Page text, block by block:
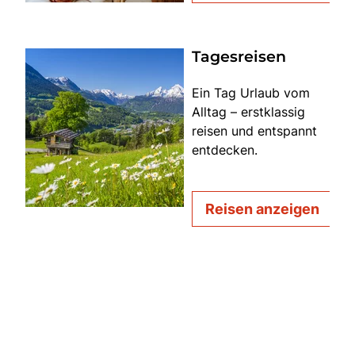
Tagesreisen
Ein Tag Urlaub vom
Alltag – erstklassig
reisen und entspannt
entdecken.
Reisen anzeigen